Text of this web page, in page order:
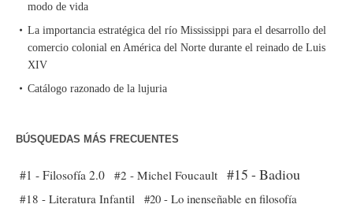
modo de vida
La importancia estratégica del río Mississippi para el desarrollo del
comercio colonial en América del Norte durante el reinado de Luis
XIV
Catálogo razonado de la lujuria
BÚSQUEDAS MÁS FRECUENTES
#1 - Filosofía 2.0 #2 - Michel Foucault #15 - Badiou
#18 - Literatura Infantil #20 - Lo inenseñable en filosofía